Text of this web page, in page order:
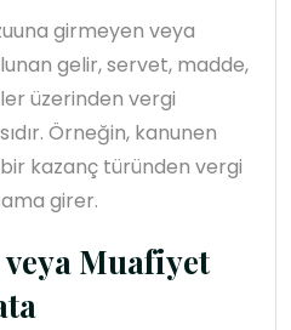
girmeyen veya
gelir, servet, madde,
üzerinden vergi
Örneğin, kanunen
kazanç türünden vergi
girer.
Muafiyet